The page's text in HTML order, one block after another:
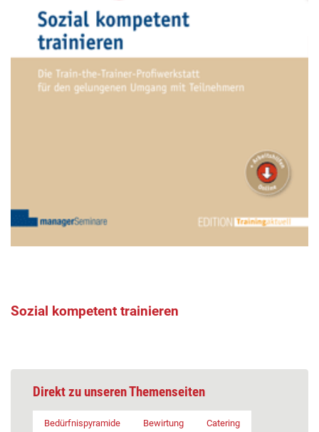
Sozial kompetent trainieren
Direkt zu unseren Themenseiten
Bedürfnispyramide Bewirtung Catering